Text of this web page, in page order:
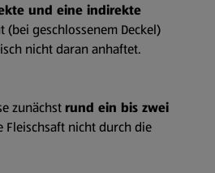
und eine indirekte
geschlossenem Deckel)
nicht daran anhaftet.
zunächst rund ein bis zwei
Fleischsaft nicht durch die